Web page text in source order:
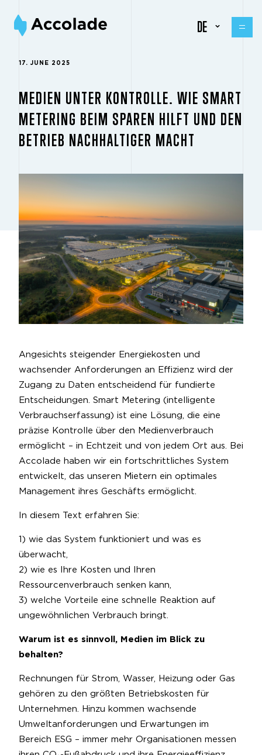
DE
17. JUNE 2025
MEDIEN UNTER KONTROLLE. WIE SMART
METERING BEIM SPAREN HILFT UND DEN
BETRIEB NACHHALTIGER MACHT
Angesichts steigender Energiekosten und
wachsender Anforderungen an Effizienz wird der
Zugang zu Daten entscheidend für fundierte
Entscheidungen. Smart Metering (intelligente
Verbrauchserfassung) ist eine Lösung, die eine
präzise Kontrolle über den Medienverbrauch
ermöglicht – in Echtzeit und von jedem Ort aus. Bei
Accolade haben wir ein fortschrittliches System
entwickelt, das unseren Mietern ein optimales
Management ihres Geschäfts ermöglicht.
In diesem Text erfahren Sie:
1) wie das System funktioniert und was es
überwacht,
2) wie es Ihre Kosten und Ihren
Ressourcenverbrauch senken kann,
3) welche Vorteile eine schnelle Reaktion auf
ungewöhnlichen Verbrauch bringt.
Warum ist es sinnvoll, Medien im Blick zu
behalten?
Rechnungen für Strom, Wasser, Heizung oder Gas
gehören zu den größten Betriebskosten für
Unternehmen. Hinzu kommen wachsende
Umweltanforderungen und Erwartungen im
Bereich ESG – immer mehr Organisationen messen